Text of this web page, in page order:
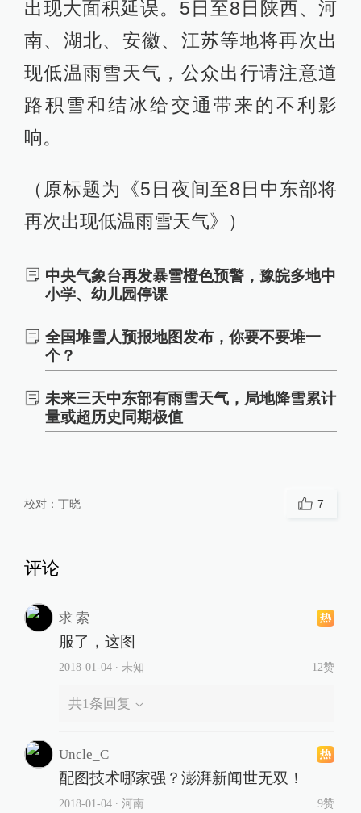
出现大面积延误。5日至8日陕西、河
南、湖北、安徽、江苏等地将再次出
现低温雨雪天气，公众出行请注意道
路积雪和结冰给交通带来的不利影
响。
（原标题为《5日夜间至8日中东部将
再次出现低温雨雪天气》）
中央气象台再发暴雪橙色预警，豫皖多地中
小学、幼儿园停课
全国堆雪人预报地图发布，你要不要堆一
个？
未来三天中东部有雨雪天气，局地降雪累计
量或超历史同期极值
校对： 丁晓 7
评论
求 索
服了，这图
2018-01-04∙ 未知 12赞
共1 条回复
Uncle_C
配图技术哪家强？澎湃新闻世无双！
2018-01-04∙ 河南 9赞